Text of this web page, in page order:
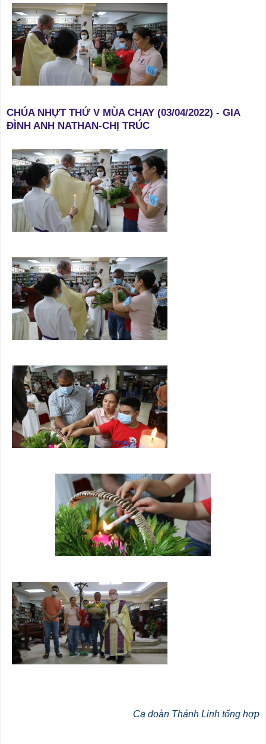
CHÚA NHỰT THỨ V MÙA CHAY (03/04/2022) - GIA
ĐÌNH ANH NATHAN-CHỊ TRÚC
Ca đoàn Thánh Linh tổng hợp